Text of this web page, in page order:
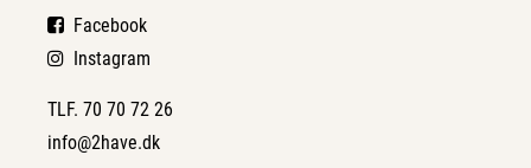
Facebook
Instagram
TLF. 70 70 72 26
info@2have.dk